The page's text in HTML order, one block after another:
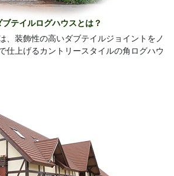
ブテイルログハウスとは？
、装飾性の高いダブテイルジョイントをノ
仕上げるカントリースタイルの角ログハウ